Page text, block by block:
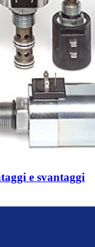
e svantaggi